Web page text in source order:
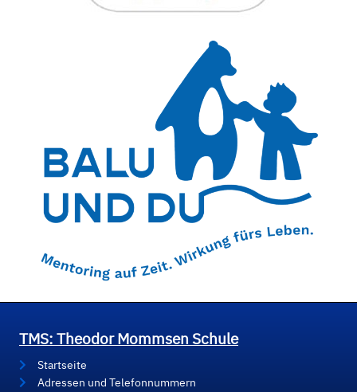
TMS: Theodor Mommsen Schule
Startseite
Adressen und Telefonnummern